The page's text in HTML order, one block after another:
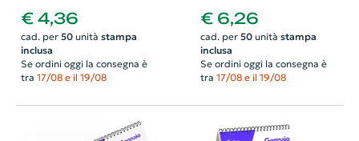
formato A4. Possibilità di
richiedere anche il
progetto grafico
€ 4,36
cad. per 50unità stampa
inclusa
Se ordini oggi la consegna è
tra 17/08 e il 19/08
formato A3. Possibilità di
richiedere anche il
progetto grafico
€ 6,26
cad. per 50unità stampa
inclusa
Se ordini oggi la consegna è
tra 17/08 e il 19/08